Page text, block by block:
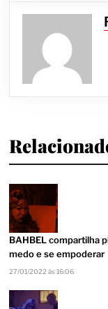
BAHBEL compartilha
medo e se empoderar
27/01/2022 às 16:06